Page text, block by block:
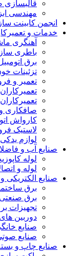
قالبسازی
مهندسی
انجمن کابینت
خدمات و
آهنگری
باطری
برق
تزئینات
تعمیر و
صافکاری
کارواش
لاستیک
لوازم
صنایع آب و
لوله
لوله و
صنایع الکتریکی
برق
برق صنعتی
تجهیزات
دوربین
صنایع
صنایع
صنایع چاپ و